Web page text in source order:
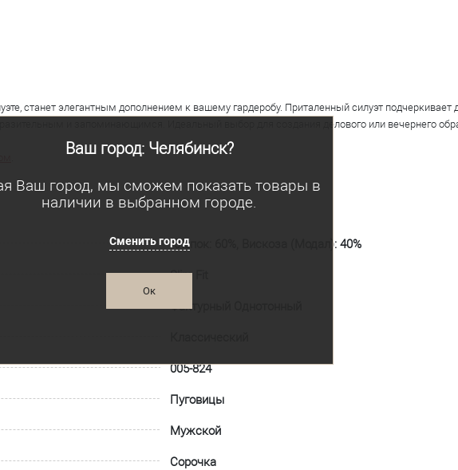
Ваш город: Челябинск?
Ваш город, мы сможем показать товары в
наличии в выбранном городе.
Сменить город
Ок
станет элегантным дополнением к вашему гардеробу. Приталенный силуэт подчеркивает
и запоминающимся. Идеальный выбор для создания делового или вечернего
Хлопок: 60%, Вискоза (Модал): 40%
Slim Fit
Фактурный Однотонный
005-824
Пуговицы
Мужской
Сорочка